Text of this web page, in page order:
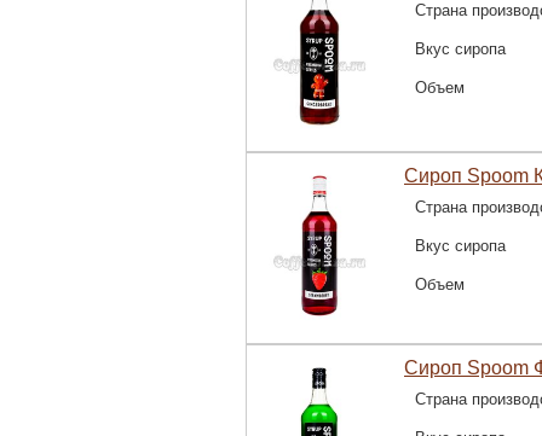
Страна
Вкус сиропа
Объем
Сироп Spoom
Страна
Вкус сиропа
Объем
Сироп Spoom
Страна